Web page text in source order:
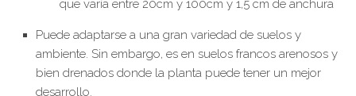
que varía entre 20cm y 100cm y 1,5 cm de anchura
Puede adaptarse a una gran variedad de suelos y
ambiente. Sin embargo, es en suelos francos arenosos y
bien drenados donde la planta puede tener un mejor
desarrollo.